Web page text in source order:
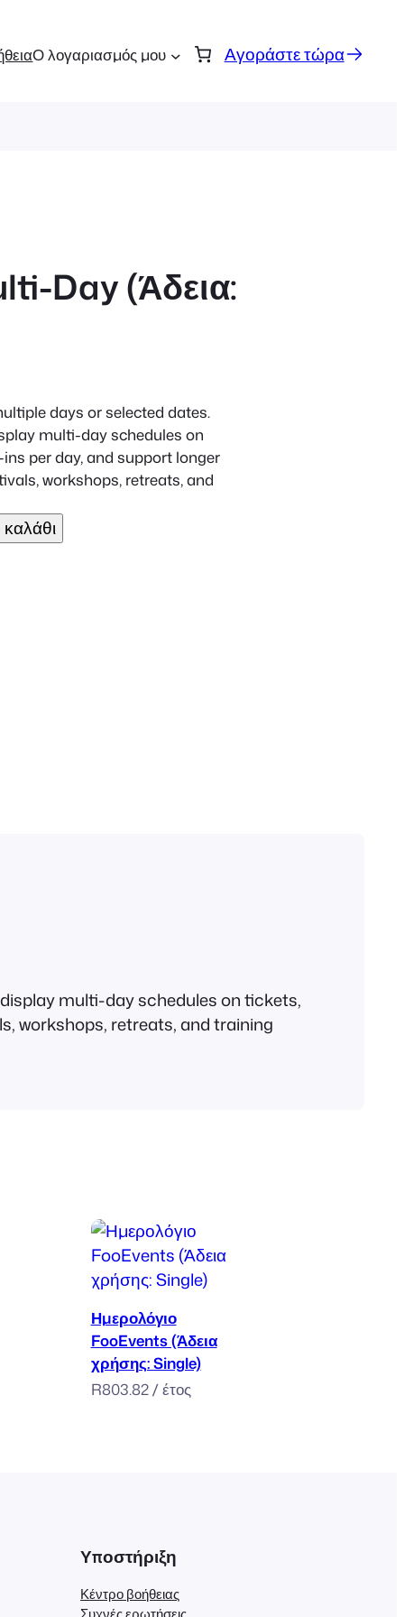
Ο λογαριασμός μου Αγοράστε τώρα
Day (Άδεια:
days or selected dates.
multi-day schedules on
per day, and support longer
workshops, retreats, and
multi-day schedules on tickets,
workshops, retreats, and training
Προσθήκη στο καλάθι
Ημερολόγιο
FooEvents (Άδεια
χρήσης: Single)
R803.82/ έτος
Υποστήριξη
Κέντρο βοήθειας